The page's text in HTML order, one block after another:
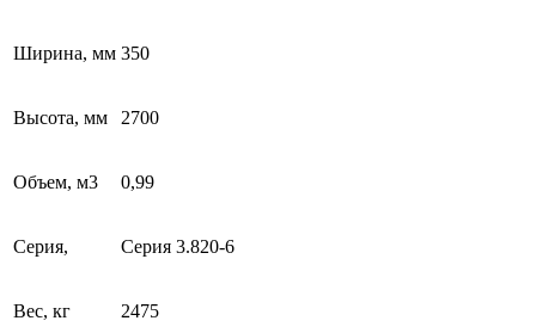
Ширина, мм 350
Высота, мм 2700
Объем, м3 0,99
Серия, Серия 3.820-6
Вес, кг 2475